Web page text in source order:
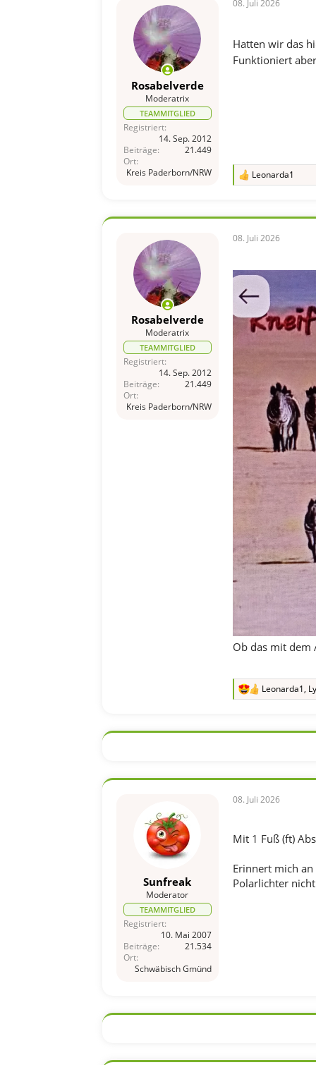
:
Rosabelverde
Moderatrix
TEAMMITGLIED
Registriert
14. Sep. 2012
Beiträge
21.449
Ort
Kreis Paderborn/NRW
08. Juli 2026
Hatten wir das
Funktioniert
R
i
e
n
Leonarda1
Rosabelverde
Moderatrix
TEAMMITGLIED
Registriert
14. Sep. 2012
Beiträge
21.449
Ort
Kreis Paderborn/NRW
08. Juli 2026
Ob das mit dem
R
e
n
:
Leonarda1,
Sunfreak
Moderator
TEAMMITGLIED
Registriert
10. Mai 2007
Beiträge
21.534
Ort
Schwäbisch Gmünd
08. Juli 2026
Mit 1 Fuß (ft)
Erinnert mich
Polarlichter